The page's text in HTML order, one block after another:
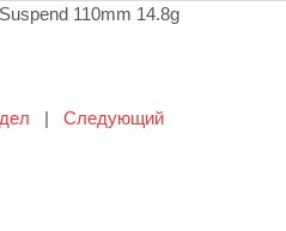
110mm 14.8g
| Следующий